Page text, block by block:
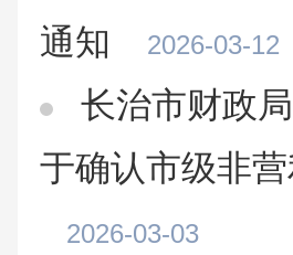
通知
2026-03-12
长治市财政
于确认市级非
2026-03-03